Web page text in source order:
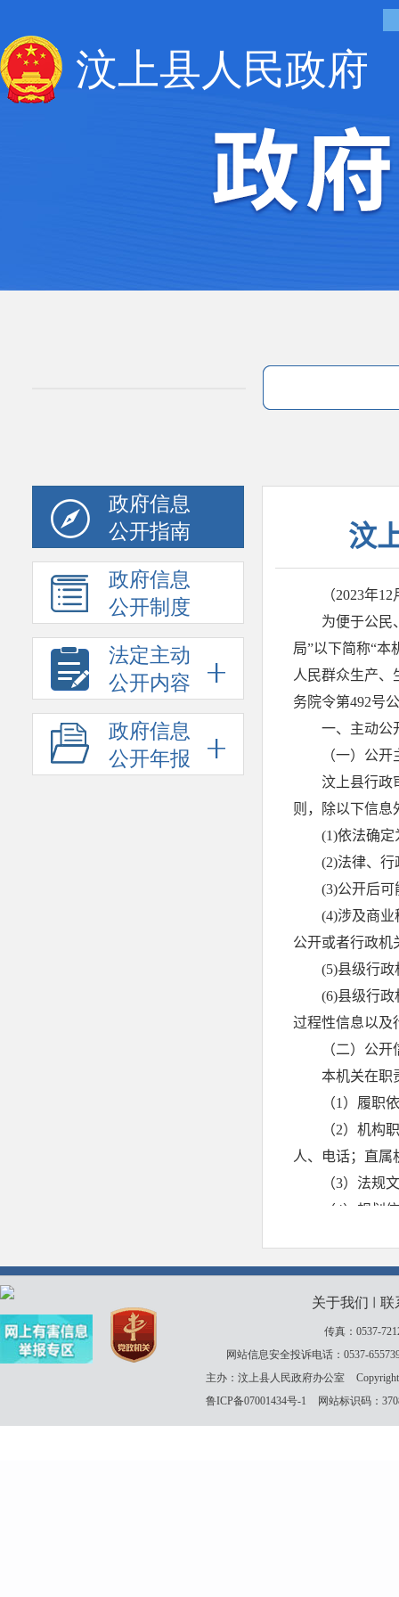
汶上县人民政府
政府信息
公开指南
政府信息
公开制度
法定主动
公开内容
政府信息
公开年报
关于我们 联
传真：0537-
网站信息安全投诉电话：0537-
主办：汶上县人民政府办公室
鲁ICP备07001434号-1
网站标识码：